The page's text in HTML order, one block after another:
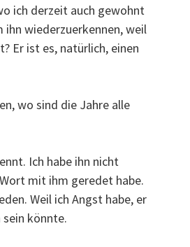
ich derzeit auch gewohnt
ihn wiederzuerkennen, weil
Er ist es, natürlich, einen
wo sind die Jahre alle
Ich habe ihn nicht
mit ihm geredet habe.
Weil ich Angst habe, er
könnte.